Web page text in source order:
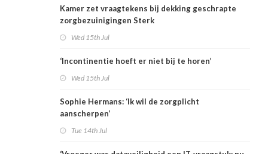
Kamer zet vraagtekens bij dekking geschrapte
zorgbezuinigingen Sterk
Wed 15th Jul
‘Incontinentie hoeft er niet bij te horen’
Wed 15th Jul
Sophie Hermans: ‘Ik wil de zorgplicht
aanscherpen’
Tue 14th Jul